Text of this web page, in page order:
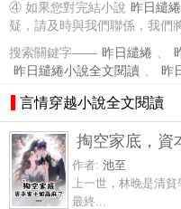
④ 如果您對完結小說 昨日繾
疑，請及時與我們聯係，我們
搜索關鍵字—— 昨日繾綣 、
昨日繾綣小說全文閱讀 、 昨
言情穿越小說全文閱讀
掏空家底，資
作者: 池至
上一世，林晚是清
最終...